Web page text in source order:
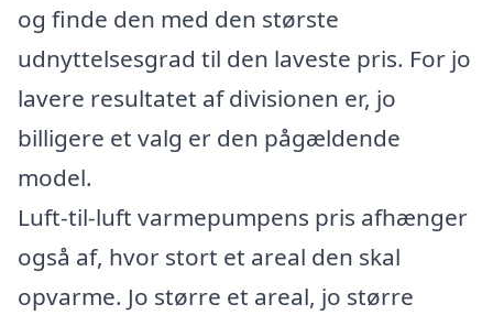
og finde den med den største
udnyttelsesgrad til den laveste pris. For jo
lavere resultatet af divisionen er, jo
billigere et valg er den pågældende
model.
Luft-til-luft varmepumpens pris afhænger
også af, hvor stort et areal den skal
opvarme. Jo større et areal, jo større